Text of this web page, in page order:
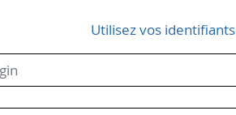
Utilisez vos identifiants